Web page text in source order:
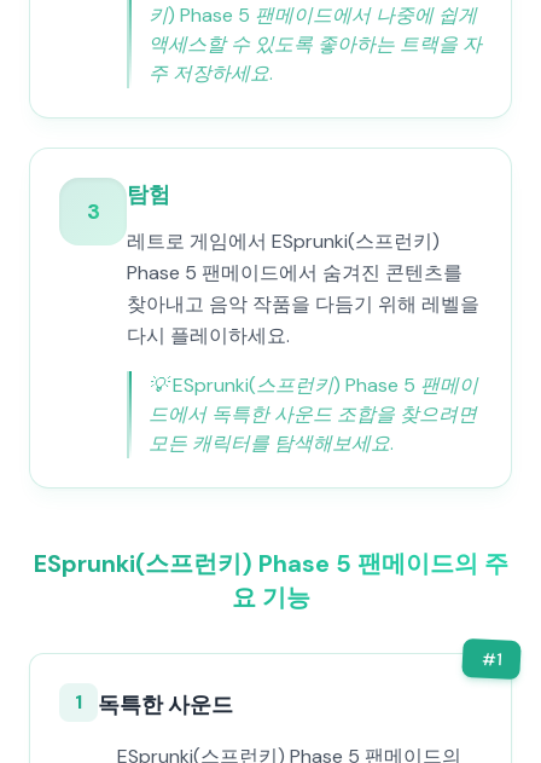
키) Phase 5 팬메이드에서 나중에 쉽게
액세스할 수 있도록 좋아하는 트랙을 자
주 저장하세요.
3
탐험
레트로 게임에서 ESprunki(스프런키)
Phase 5 팬메이드에서 숨겨진 콘텐츠를
찾아내고 음악 작품을 다듬기 위해 레벨을
다시 플레이하세요.
💡ESprunki(스프런키) Phase 5 팬메이
드에서 독특한 사운드 조합을 찾으려면
모든 캐릭터를 탐색해보세요.
ESprunki(스프런키) Phase 5 팬메이드의 주
요 기능
#1
1 독특한 사운드
ESprunki(스프런키) Phase 5 팬메이드의